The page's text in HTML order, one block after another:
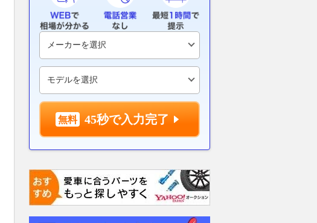
ざ作り直したトンネル」ついに
開通へ 内部コンクリート“ぜん
ぶ剥がして”約3年遅れ 唯一の
国道の代替路に
2026.08.06 乗りものニュース
的なフロアマットが登場。純正
品をそのまま活かせる［ゴリラ
マットベース］を紹介！ トヨ
タの人気ミニバン「ノア・ヴォ
クシー」にピッタリ！
45秒で入力完了